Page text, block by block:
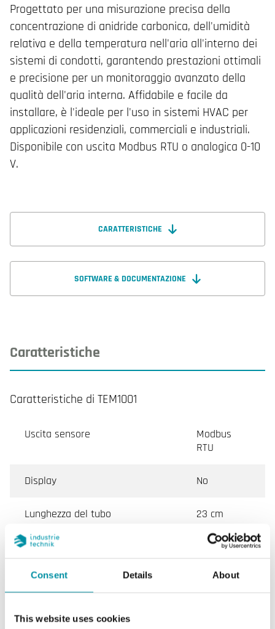
Consent Details About
This website uses cookies
Progettato per una misurazione precisa della
concentrazione di anidride carbonica, dell'umidità
relativa e della temperatura nell'aria all'interno dei
sistemi di condotti, garantendo prestazioni ottimali
e precisione per un monitoraggio avanzato della
qualità dell'aria interna. Affidabile e facile da
installare, è l'ideale per l'uso in sistemi HVAC per
applicazioni residenziali, commerciali e industriali.
Disponibile con uscita Modbus RTU o analogica 0-10
V.
CARATTERISTICHE
SOFTWARE & DOCUMENTAZIONE
Caratteristiche
Caratteristiche di TEM1001
Uscita sensore
Modbus
RTU
Display No
Lunghezza del tubo 23 cm
Lunghezza di inserimento
100…230
Impedenza di carico uscita